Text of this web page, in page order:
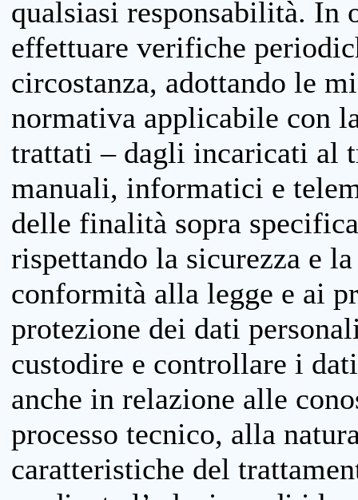
qualsiasi responsabilità. In
effettuare verifiche
circostanza, adottando le
normativa applicabile con
trattati – dagli incaricati al
manuali, informatici e
delle finalità sopra
rispettando la sicurezza e
conformità alla legge e ai
protezione dei dati
custodire e controllare i
anche in relazione alle
processo tecnico, alla
caratteristiche del